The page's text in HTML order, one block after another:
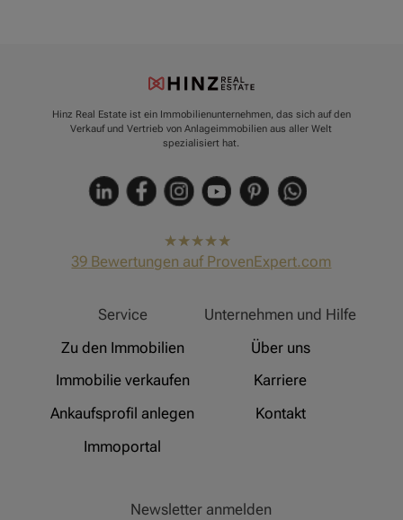
Hinz Real Estate ist ein Immobilienunternehmen, das sich auf den
Verkauf und Vertrieb von Anlageimmobilien aus aller Welt
spezialisiert hat.
hat4,91
von5
39 Bewertungen auf ProvenExpert.com
Service
Zu den Immobilien
Immobilie verkaufen
Ankaufsprofil anlegen
Immoportal
Unternehmen und Hilfe
Über uns
Karriere
Kontakt
Newsletter anmelden